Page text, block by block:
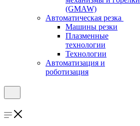
(GMAW)
Автоматическая резка
Машины резки
Плазменные
технологии
Технологии
Автоматизация и
роботизация